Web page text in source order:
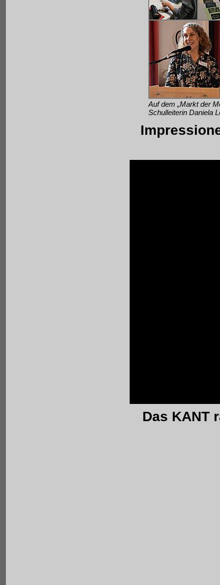
Auf dem „Markt der
Schulleiterin Daniela
Das KANT